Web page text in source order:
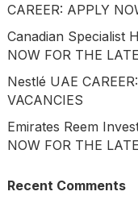
CAREER: APPLY
Canadian Specialist
NOW FOR THE
Nestlé UAE
VACANCIES
Emirates Reem
NOW FOR THE
Recent Comments